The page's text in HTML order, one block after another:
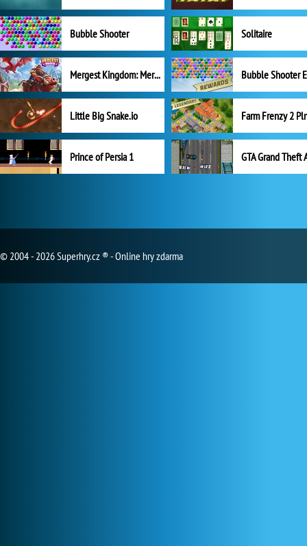
Bubble Shooter Solitaire
Mergest Kingdom: Merge Puzzle
Little Big Snake.io
Prince of Persia 1 GTA Grand Theft
© 2004 - 2026 Superhry.cz ® - Online hry zdarma